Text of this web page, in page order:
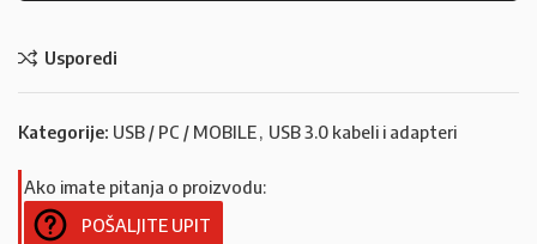
Usporedi
Kategorije: USB / PC / MOBILE, USB 3.0 kabeli i adapteri
Ako imate pitanja o proizvodu:
POŠALJITE UPIT